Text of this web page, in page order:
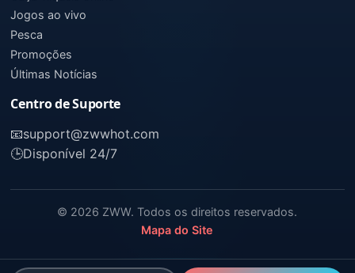
Jogos ao vivo
Pesca
Promoções
Últimas Notícias
Centro de Suporte
📧support@zwwhot.com
🕒Disponível 24/7
© 2026 ZWW. Todos os direitos reservados.
Mapa do Site